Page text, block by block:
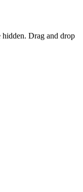
Drag and drop